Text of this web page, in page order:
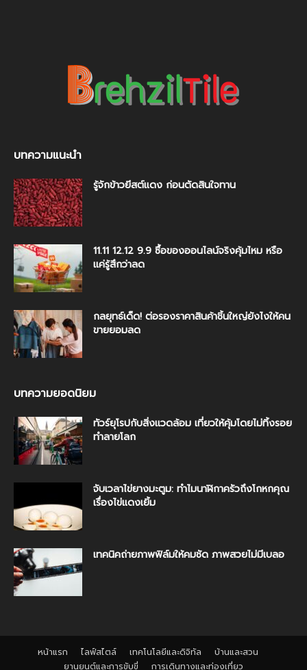
บทความแนะนำ
รู้จักข้าวยีสต์แดง ก่อนตัดสินใจทาน
11.11 12.12 9.9 ซื้อของออนไลน์จริงคุ้มไหม หรือ
แค่รู้สึกว่าลด
กลยุทธ์เด็ด! ต่อรองราคาสินค้าชิ้นใหญ่ยังไงให้คน
ขายยอมลด
บทความยอดนิยม
ทัวร์ยุโรปกับสิ่งแวดล้อม เที่ยวให้คุ้มโดยไม่ทิ้งรอย
ทำลายโลก
จับเวลาไข่ยางมะตูม: ทำไมนาฬิกาครัวถึงโกหกคุณ
เรื่องไข่แดงเยิ้ม
เทคนิคถ่ายภาพฟิล์มให้คมชัด ภาพสวยไม่มีเบลอ
หน้าแรก ไลฟ์สไตล์ เทคโนโลยีและดิจิทัล
บ้านและสวน
ยานยนต์และการขับขี่
การเดินทางและท่องเที่ยว